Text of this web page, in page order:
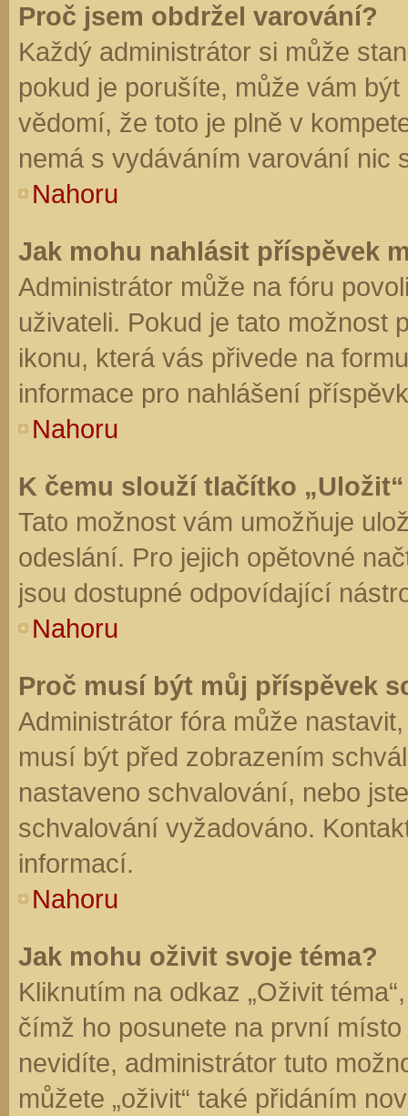
Proč jsem obdržel varování?
Každý administrátor si může
pokud je porušíte, může vám
vědomí, že toto je plně v
nemá s vydáváním varování nic
Nahoru
Jak mohu nahlásit příspěvek
Administrátor může na fóru
uživateli. Pokud je tato možnost
ikonu, která vás přivede na
informace pro nahlášení
Nahoru
K čemu slouží tlačítko
Tato možnost vám umožňuje
odeslání. Pro jejich opětovné
jsou dostupné odpovídající
Nahoru
Proč musí být můj příspěvek
Administrátor fóra může
musí být před zobrazením
nastaveno schvalování, nebo
schvalování vyžadováno.
informací.
Nahoru
Jak mohu oživit svoje téma?
Kliknutím na odkaz „Oživit
čímž ho posunete na první
nevidíte, administrátor tuto
můžete „oživit“ také přidáním